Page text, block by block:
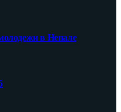
в Непале